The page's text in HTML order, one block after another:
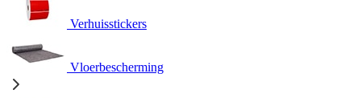
Verhuisstickers
Vloerbescherming